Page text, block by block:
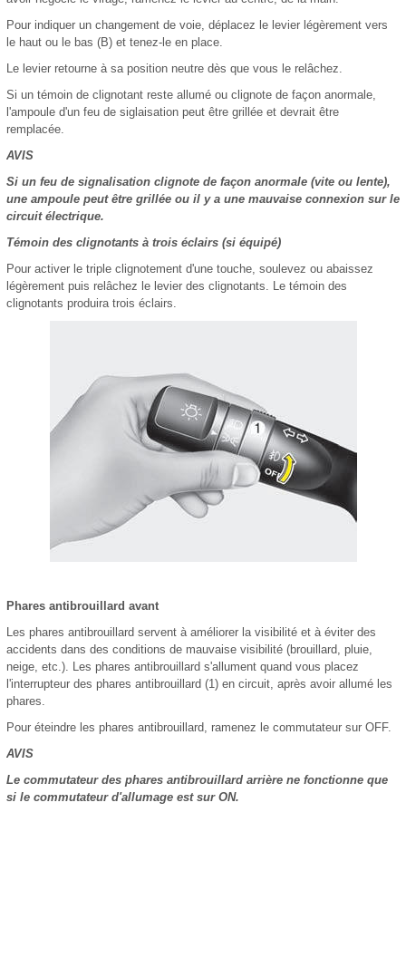
Pour indiquer un changement de voie, déplacez le levier légèrement vers
le haut ou le bas (B) et tenez-le en place.
Le levier retourne à sa position neutre dès que vous le relâchez.
Si un témoin de clignotant reste allumé ou clignote de façon anormale,
l'ampoule d'un feu de siglaisation peut être grillée et devrait être
remplacée.
AVIS
Si un feu de signalisation clignote de façon anormale (vite ou lente),
une ampoule peut être grillée ou il y a une mauvaise connexion sur le
circuit électrique.
Témoin des clignotants à trois éclairs (si équipé)
Pour activer le triple clignotement d'une touche, soulevez ou abaissez
légèrement puis relâchez le levier des clignotants. Le témoin des
clignotants produira trois éclairs.
Phares antibrouillard avant
Les phares antibrouillard servent à améliorer la visibilité et à éviter des
accidents dans des conditions de mauvaise visibilité (brouillard, pluie,
neige, etc.). Les phares antibrouillard s'allument quand vous placez
l'interrupteur des phares antibrouillard (1) en circuit, après avoir allumé les
phares.
Pour éteindre les phares antibrouillard, ramenez le commutateur sur OFF.
AVIS
Le commutateur des phares antibrouillard arrière ne fonctionne que
si le commutateur d'allumage est sur ON.